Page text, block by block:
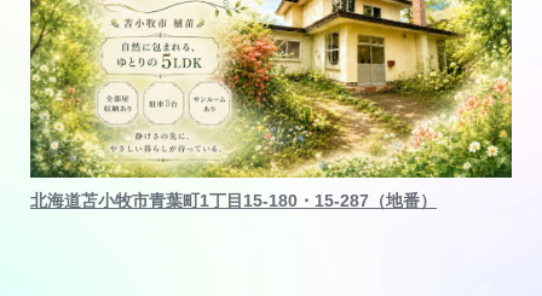
北海道苫小牧市青葉町1丁目15-180・15-287 （地番）